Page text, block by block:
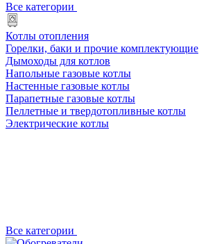
Все категории
Котлы отопления
Горелки, баки и прочие комплектующие
Дымоходы для котлов
Напольные газовые котлы
Настенные газовые котлы
Парапетные газовые котлы
Пеллетные и твердотопливные котлы
Электрические котлы
Все категории